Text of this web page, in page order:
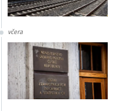
včera